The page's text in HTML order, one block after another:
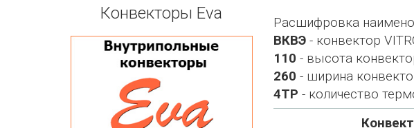
Расшифровка
ВКВЭ- конвектор
110 - высота
260 - ширина
4ТР - количество
Конвекторы Eva